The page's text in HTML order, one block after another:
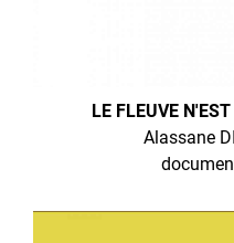
LE FLEUVE
Alassane